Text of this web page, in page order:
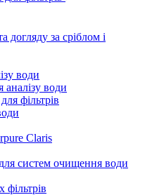
догляду за сріблом і
води
води
фільтрів
Claris
систем очищення води
фільтрів